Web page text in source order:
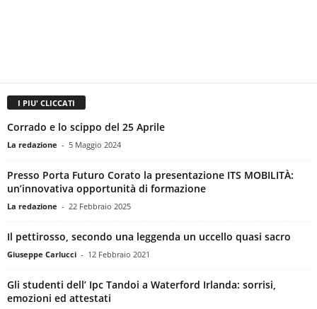
I PIU' CLICCATI
Corrado e lo scippo del 25 Aprile
La redazione - 5 Maggio 2024
Presso Porta Futuro Corato la presentazione ITS MOBILITÀ:
un’innovativa opportunità di formazione
La redazione - 22 Febbraio 2025
Il pettirosso, secondo una leggenda un uccello quasi sacro
Giuseppe Carlucci - 12 Febbraio 2021
Gli studenti dell’ Ipc Tandoi a Waterford Irlanda: sorrisi,
emozioni ed attestati